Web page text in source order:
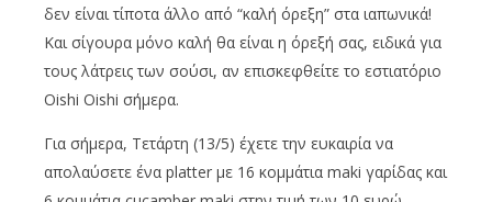
δεν είναι τίποτα άλλο από “καλή όρεξη” στα ιαπωνικά!
Και σίγουρα μόνο καλή θα είναι η όρεξή σας, ειδικά για
τους λάτρεις των σούσι, αν επισκεφθείτε το εστιατόριο
Oishi Oishi σήμερα.
Για σήμερα, Τετάρτη (13/5) έχετε την ευκαιρία να
απολαύσετε ένα platter με 16 κομμάτια maki γαρίδας και